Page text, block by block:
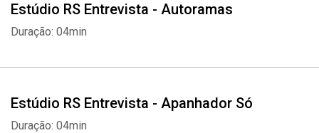
Estúdio RS Entrevista - Autoramas
Duração: 04min
Estúdio RS Entrevista - Apanhador Só
Duração: 04min